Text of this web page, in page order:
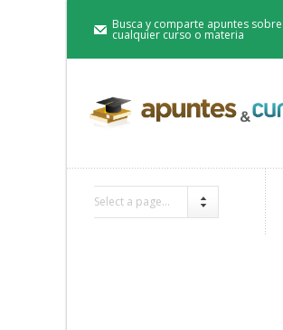
Busca y comparte apuntes sobre
cualquier curso o materia
Select a page...